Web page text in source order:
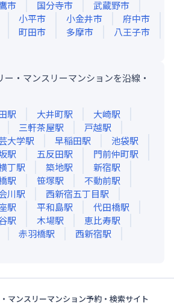
市 国分寺市
武蔵野市
小平市 小金井市
府中市
町田市 多摩市
八王子市
・マンスリーマンションを沿線・
駅 大井町駅 大崎駅
三軒茶屋駅 戸越駅
大学駅 早稲田駅 池袋駅
駅 五反田駅 門前仲町駅
丁駅 築地駅 新宿駅
駅 笹塚駅 不動前駅
川駅 西新宿五丁目駅
駅 平和島駅 代田橋駅
駅 木場駅 恵比寿駅
赤羽橋駅 西新宿駅
マンスリーマンション予約・検索サイト